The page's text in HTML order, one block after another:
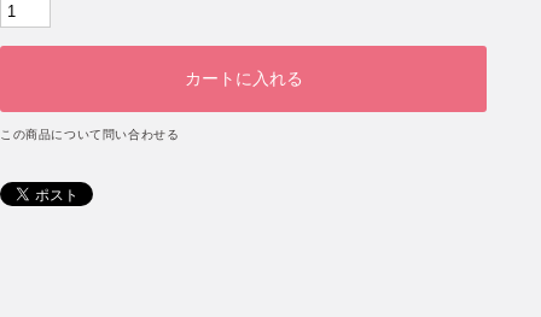
この商品について問い合わせる